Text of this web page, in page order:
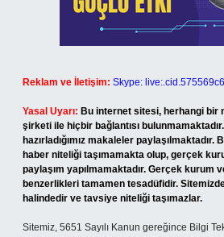
Reklam ve İletişim: Skype:
Yasal Uyarı: Bu internet sitesi, herhangi bir
şirketi ile hiçbir bağlantısı
hazırladığımız makaleler
haber niteliği taşımamakta olup, gerçek
paylaşım yapılmamaktadır. Gerçek kurum
benzerlikleri tamamen tesadüfidir.
halindedir ve tavsiye niteliği taşımazlar.
Sitemiz, 5651 Sayılı Kanun gereğince Bilgi